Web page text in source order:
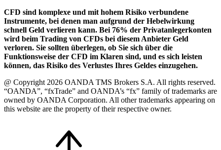
CFD sind komplexe und mit hohem Risiko verbundene
Instrumente, bei denen man aufgrund der Hebelwirkung
schnell Geld verlieren kann. Bei 76% der Privatanlegerkonten
wird beim Trading von CFDs bei diesem Anbieter Geld
verloren. Sie sollten überlegen, ob Sie sich über die
Funktionsweise der CFD im Klaren sind, und es sich leisten
können, das Risiko des Verlustes Ihres Geldes einzugehen.
@ Copyright 2026 OANDA TMS Brokers S.A. All rights reserved.
“OANDA”, “fxTrade” and OANDA’s “fx” family of trademarks are
owned by OANDA Corporation. All other trademarks appearing on
this website are the property of their respective owner.